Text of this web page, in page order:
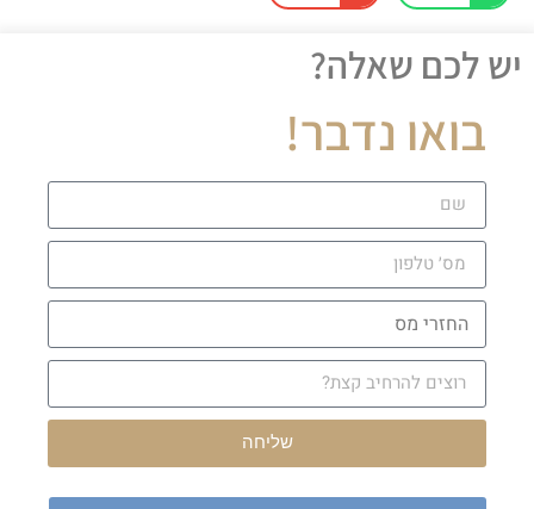
יש לכם שאלה?
בואו נדבר!
שליחה